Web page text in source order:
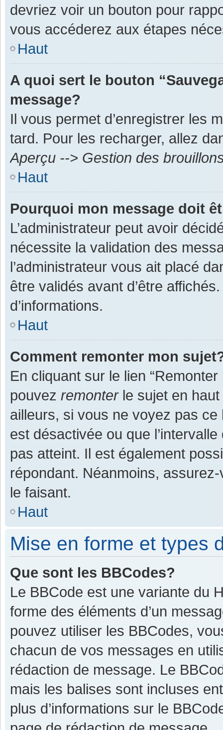
devriez voir un bouton pour
vous accéderez aux étapes
Haut
A quoi sert le bouton
message?
Il vous permet d’enregistrer les
tard. Pour les recharger, allez
Aperçu --> Gestion des
Haut
Pourquoi mon message doit
L’administrateur peut avoir
nécessite la validation des
l’administrateur vous ait placé
être validés avant d’être
d’informations.
Haut
Comment remonter mon
En cliquant sur le lien
pouvez remonterle sujet en haut
ailleurs, si vous ne voyez pas
est désactivée ou que
pas atteint. Il est également
répondant. Néanmoins,
le faisant.
Haut
Mise en forme et types
Que sont les BBCodes?
Le BBCode est une variante du
forme des éléments d’un
pouvez utiliser les BBCodes,
chacun de vos messages en
rédaction de message. Le
mais les balises sont incluses
plus d’informations sur le